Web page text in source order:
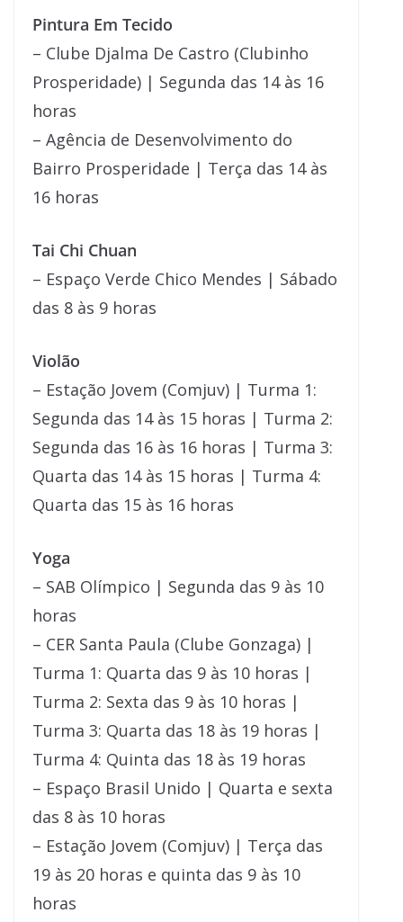
Pintura Em Tecido
– Clube Djalma De Castro (Clubinho
Prosperidade) | Segunda das 14 às 16
horas
– Agência de Desenvolvimento do
Bairro Prosperidade | Terça das 14 às
16 horas
Tai Chi Chuan
– Espaço Verde Chico Mendes | Sábado
das 8 às 9 horas
Violão
– Estação Jovem (Comjuv) | Turma 1:
Segunda das 14 às 15 horas | Turma 2:
Segunda das 16 às 16 horas | Turma 3:
Quarta das 14 às 15 horas | Turma 4:
Quarta das 15 às 16 horas
Yoga
– SAB Olímpico | Segunda das 9 às 10
horas
– CER Santa Paula (Clube Gonzaga) |
Turma 1: Quarta das 9 às 10 horas |
Turma 2: Sexta das 9 às 10 horas |
Turma 3: Quarta das 18 às 19 horas |
Turma 4: Quinta das 18 às 19 horas
– Espaço Brasil Unido | Quarta e sexta
das 8 às 10 horas
– Estação Jovem (Comjuv) | Terça das
19 às 20 horas e quinta das 9 às 10
horas